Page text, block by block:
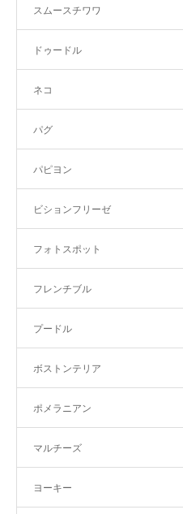
スムースチワワ
ドゥードル
ネコ
パグ
パピヨン
ビションフリーゼ
フォトスポット
フレンチブル
プードル
ボストンテリア
ポメラニアン
マルチーズ
ヨーキー